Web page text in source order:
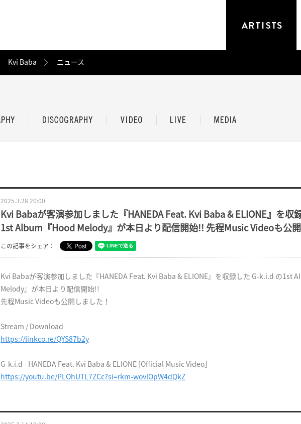
Kvi Baba ニュース
2025.3.28 20:00
Kvi Babaが客演参加しました『HANEDA Feat. Kvi Baba & ELIONE』を収
1st Album『Hood Melody』が本日より配信開始!! 先程Music Videoも公開
この記事をシェア：
Kvi Babaが客演参加しました『HANEDA Feat. Kvi Baba & ELIONE』を収録した G-k.i.d の1st
Melody』が本日より配信開始!!
先程Music Videoも公開しました！
Stream / Download
https://linkco.re/QYS87b2y
G-k.i.d - HANEDA Feat. Kvi Baba & ELIONE [Official Music Video］
https://youtu.be/PLOhUTL7ZCc?si=rkm-wovlOpW4dQkZ